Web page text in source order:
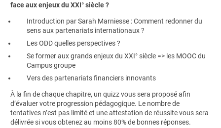
face aux enjeux du XXI° siècle ?
Introduction par Sarah Marniesse : Comment redonner du
sens aux partenariats internationaux ?
Les ODD quelles perspectives ?
Se former aux grands enjeux du XXI° siècle => les MOOC du
Campus groupe
Vers des partenariats financiers innovants
À la fin de chaque chapitre, un quizz vous sera proposé afin
d’évaluer votre progression pédagogique. Le nombre de
tentatives n’est pas limité et une attestation de réussite vous sera
délivrée si vous obtenez au moins 80% de bonnes réponses.